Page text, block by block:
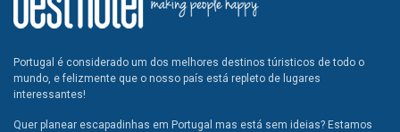
Portugal é considerado um dos melhores destinos túristicos de todo o
mundo, e felizmente que o nosso país está repleto de lugares
interessantes!
Quer planear escapadinhas em Portugal mas está sem ideias? Estamos